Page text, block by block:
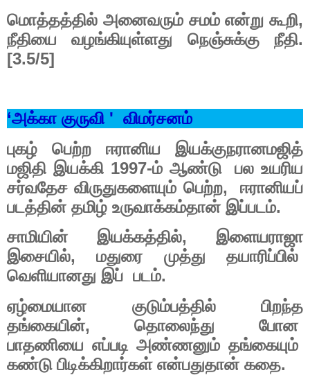
மொத்தத்தில் அனைவரும் சமம் என்று கூறி,
நீதியை வழங்கியுள்ளது நெஞ்சுக்கு நீதி.
[3.5/5]
‘அக்கா குருவி ' விமர்சனம்
புகழ்
பெற்ற ஈரானிய
இயக்குநரானமஜித்
மஜிதி இயக்கி1997-ம் ஆண்டு பல உயரிய
சர்வதேச விருதுகளையும் பெற்ற, ஈரானியப்
படத்தின் தமிழ் உருவாக்கம்தான் இப்படம்.
சாமியின் இயக்கத்தில், இளையராஜா
இசையில்,மதுரை முத்து
தயாரிப்பில்
வெளியானது இப் படம்.
ஏழ்மையான குடும்பத்தில்
பிறந்த
தங்கையின், தொலைந்து
போன
பாதணியை எப்படி அண்ணனும் தங்கையும்
கண்டு பிடிக்கிறார்கள் என்பதுதான் கதை.